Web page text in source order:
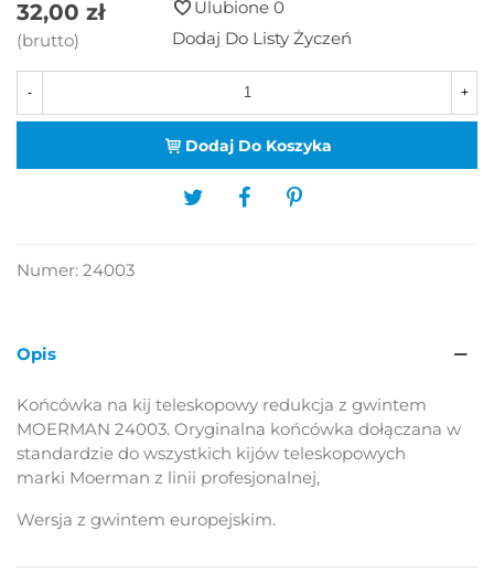
32,00 zł
(brutto)
Ulubione 0
Dodaj Do Listy Życzeń
- +
Dodaj Do Koszyka
Numer: 24003
Opis
Końcówka na kij teleskopowy redukcja z gwintem
MOERMAN 24003. Oryginalna końcówka dołączana w
standardzie do wszystkich kijów teleskopowych
marki Moerman z linii profesjonalnej,
Wersja z gwintem europejskim.